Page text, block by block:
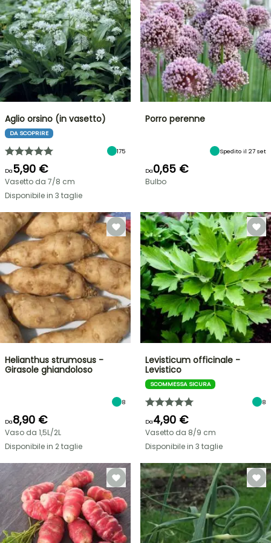
FLASH
FINO
AL
30%
Aglio orsino (in vasetto)
DA SCOPRIRE
175
Da5,90 €
Vasetto da 7/8 cm
Disponibile in 3 taglie
Porro perenne
Spedito il 27 set
Da0,65 €
Bulbo
Helianthus strumosus -
Girasole ghiandoloso
8
Da8,90 €
Vaso da 1,5L/2L
Disponibile in 2 taglie
Levisticum officinale -
Levistico
SCOMMESSA SICURA
8
Da4,90 €
Vasetto da 8/9 cm
Disponibile in 3 taglie